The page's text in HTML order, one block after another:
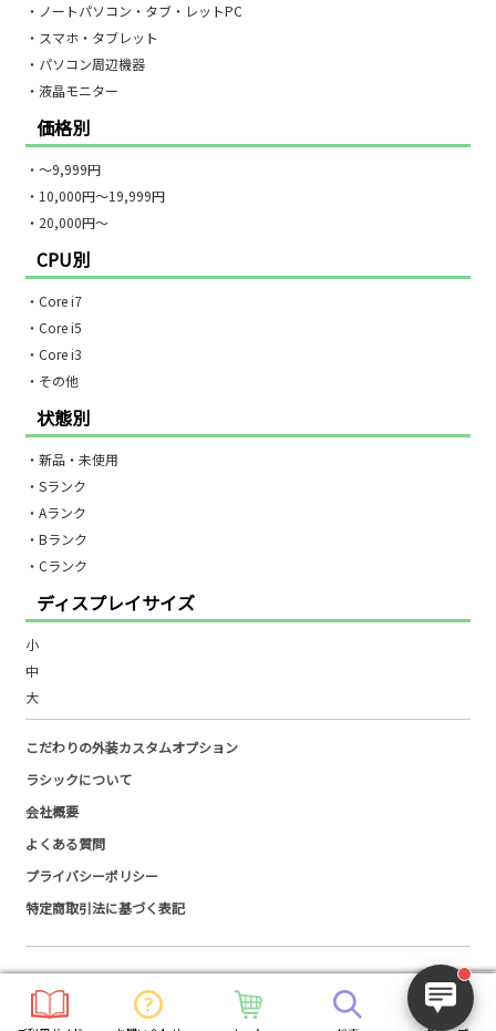
・ノートパソコン・タブ・レットPC
・スマホ・タブレット
・パソコン周辺機器
・液晶モニター
価格別
・〜9,999円
・10,000円〜19,999円
・20,000円〜
CPU別
・Core i7
・Core i5
・Core i3
・その他
状態別
・新品・未使用
・Sランク
・Aランク
・Bランク
・Cランク
ディスプレイサイズ
小
中
大
こだわりの外装カスタムオプション
ラシックについて
会社概要
よくある質問
プライバシーポリシー
特定商取引法に基づく表記